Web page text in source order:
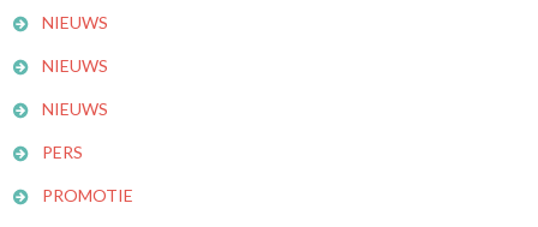
NIEUWS
NIEUWS
NIEUWS
PERS
PROMOTIE